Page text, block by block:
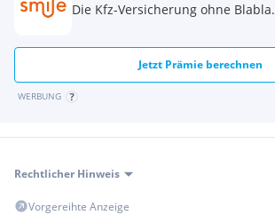
Die Kfz-Versicherung ohne Blabla.
Jetzt Prämie berechnen
WERBUNG
Rechtlicher Hinweis
Vorgereihte Anzeige